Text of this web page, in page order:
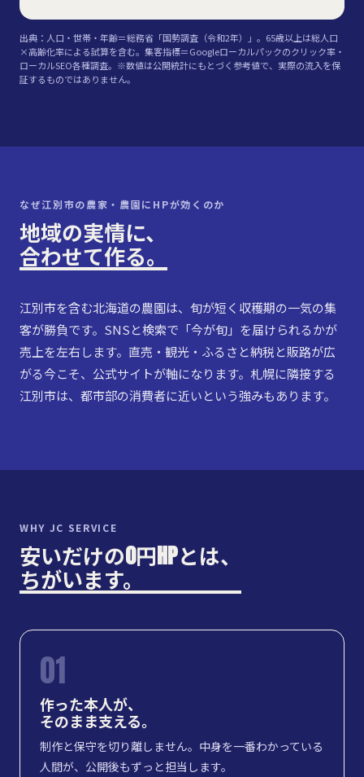
出典：人口・世帯・年齢＝総務省「国勢調査（令和2年）」。65歳以上は総人口
×高齢化率による試算を含む。集客指標＝Googleローカルパックのクリック率・
ローカルSEO各種調査。※数値は公開統計にもとづく参考値で、実際の流入を保
証するものではありません。
なぜ江別市の農家・農園にHPが効くのか
地域の実情に、
合わせて作る。
江別市を含む北海道の農園は、旬が短く収穫期の一気の集
客が勝負です。SNSと検索で「今が旬」を届けられるかが
売上を左右します。直売・観光・ふるさと納税と販路が広
がる今こそ、公式サイトが軸になります。札幌に隣接する
江別市は、都市部の消費者に近いという強みもあります。
WHY JC SERVICE
安いだけの0円HPとは、
ちがいます。
01
作った本人が、
そのまま支える。
制作と保守を切り離しません。中身を一番わかっている
人間が、公開後もずっと担当します。